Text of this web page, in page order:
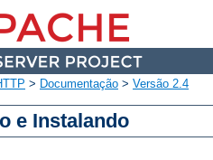
> Documentação > Versão 2.4
e Instalando